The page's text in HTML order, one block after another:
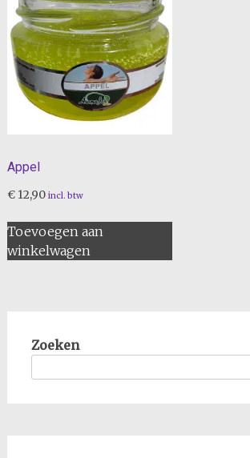
Appel
€12,90 incl. btw
Toevoegen aan
winkelwagen
Zoeken